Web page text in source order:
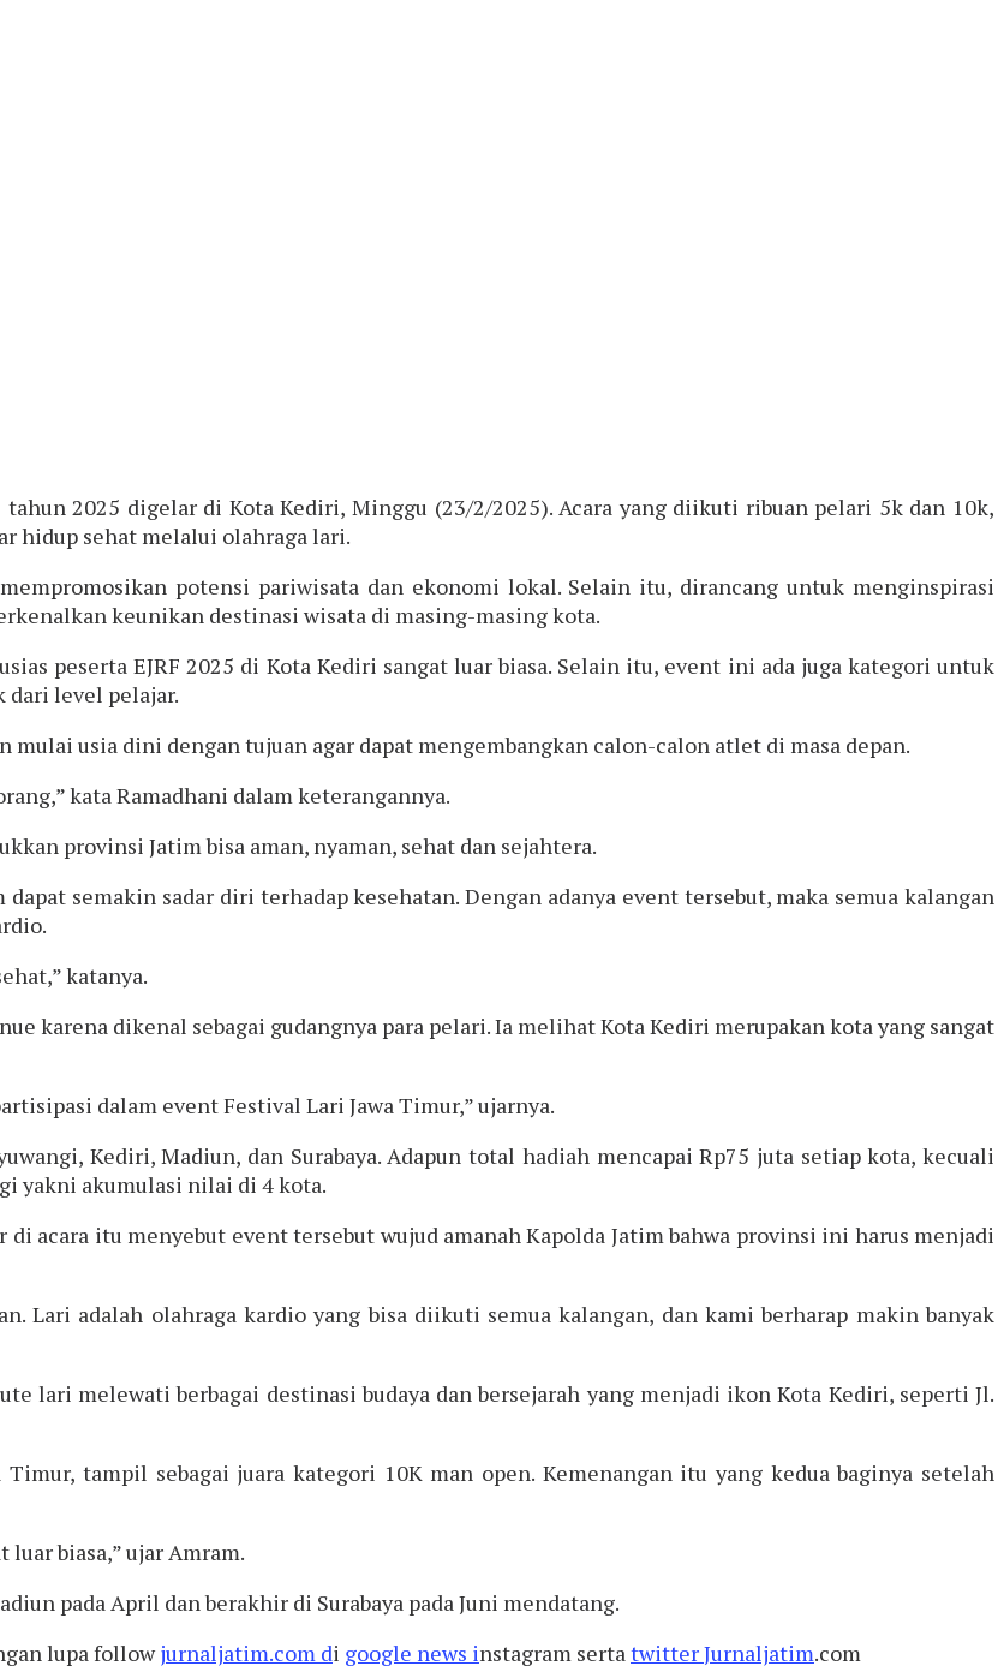
tahun 2025 digelar di Kota Kediri, Minggu (23/2/2025). Acara yang diikuti ribuan pelari 5k dan 10k,
hidup sehat melalui olahraga lari.
potensi pariwisata dan ekonomi lokal. Selain itu, dirancang untuk menginspirasi
keunikan destinasi wisata di masing-masing kota.
peserta EJRF 2025 di Kota Kediri sangat luar biasa. Selain itu, event ini ada juga kategori untuk
level pelajar.
usia dini dengan tujuan agar dapat mengembangkan calon-calon atlet di masa depan.
kata Ramadhani dalam keterangannya.
provinsi Jatim bisa aman, nyaman, sehat dan sejahtera.
semakin sadar diri terhadap kesehatan. Dengan adanya event tersebut, maka semua kalangan
katanya.
karena dikenal sebagai gudangnya para pelari. Ia melihat Kota Kediri merupakan kota yang sangat
dalam event Festival Lari Jawa Timur,” ujarnya.
Kediri, Madiun, dan Surabaya. Adapun total hadiah mencapai Rp75 juta setiap kota, kecuali
yakni akumulasi nilai di 4 kota.
acara itu menyebut event tersebut wujud amanah Kapolda Jatim bahwa provinsi ini harus menjadi
Lari adalah olahraga kardio yang bisa diikuti semua kalangan, dan kami berharap makin banyak
lari melewati berbagai destinasi budaya dan bersejarah yang menjadi ikon Kota Kediri, seperti Jl.
tampil sebagai juara kategori 10K man open. Kemenangan itu yang kedua baginya setelah
luar biasa,” ujar Amram.
pada April dan berakhir di Surabaya pada Juni mendatang.
lupa followjurnaljatim.com di google news instagram serta twitterJurnaljatim.com